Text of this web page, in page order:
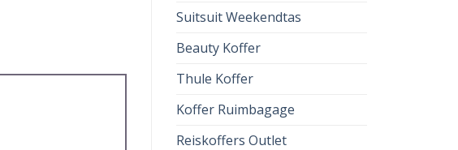
Suitsuit Weekendtas
Beauty Koffer
Thule Koffer
Koffer Ruimbagage
Reiskoffers Outlet